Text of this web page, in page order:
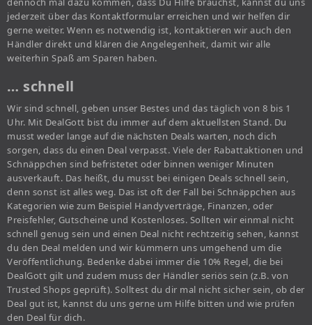
jederzeit über das Kontaktformular erreichen und wir helfen dir
gerne weiter. Wenn es notwendig ist, kontaktieren wir auch den
Händler direkt und klären die Angelegenheit, damit wir alle
weiterhin Spaß am Sparen haben.
… schnell
Wir sind schnell, geben unser Bestes und das täglich von 8 bis 1
Uhr. Mit DealGott bist du immer auf dem aktuellsten Stand. Du
musst weder lange auf die nächsten Deals warten, noch dich
sorgen, dass du einen Deal verpasst. Viele der Rabattaktionen und
Schnäppchen sind befristetet oder binnen weniger Minuten
ausverkauft. Das heißt, du musst bei einigen Deals schnell sein,
denn sonst ist alles weg. Das ist oft der Fall bei Schnäppchen aus
Kategorien wie zum Beispiel Handyverträge, Finanzen, oder
Preisfehler, Gutscheine und Kostenloses. Sollten wir einmal nicht
schnell genug sein und einen Deal nicht rechtzeitig sehen, kannst
du den Deal melden und wir kümmern uns umgehend um die
Veröffentlichung. Bedenke dabei immer die 10% Regel, die bei
DealGott gilt und zudem muss der Händler seriös sein (z.B. von
Trusted Shops geprüft). Solltest du dir mal nicht sicher sein, ob der
Deal gut ist, kannst du uns gerne um Hilfe bitten und wie prüfen
den Deal für dich.